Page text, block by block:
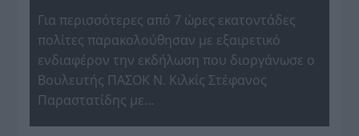
Για περισσότερες από 7 ώρες εκατοντάδες
πολίτες παρακολούθησαν με εξαιρετικό
ενδιαφέρον την εκδήλωση που διοργάνωσε ο
Βουλευτής ΠΑΣΟΚ Ν. Κιλκίς Στέφανος
Παραστατίδης με…